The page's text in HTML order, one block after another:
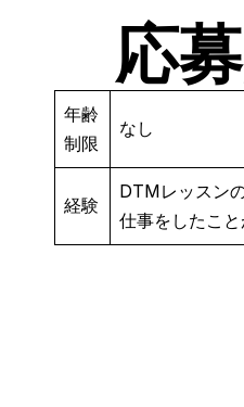
応
年齢
制限
なし
経験
DTMレッスン
仕事をしたこ